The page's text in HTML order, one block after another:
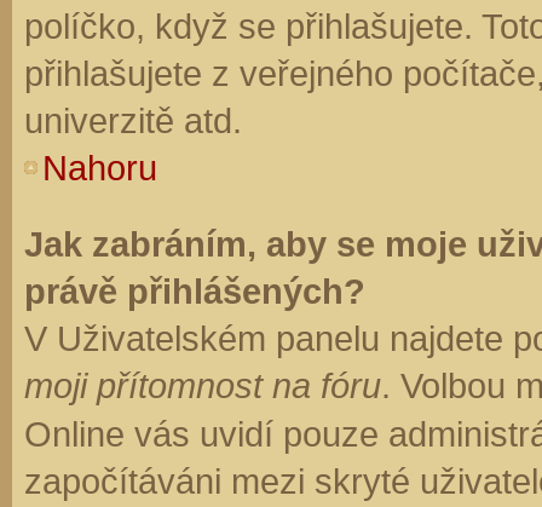
políčko, když se přihlašujete.
přihlašujete z veřejného
univerzitě atd.
Nahoru
Jak zabráním, aby se moje
právě přihlášených?
V Uživatelském panelu najdete
moji přítomnost na fóru. Volbou
Online vás uvidí pouze
započítáváni mezi skryté